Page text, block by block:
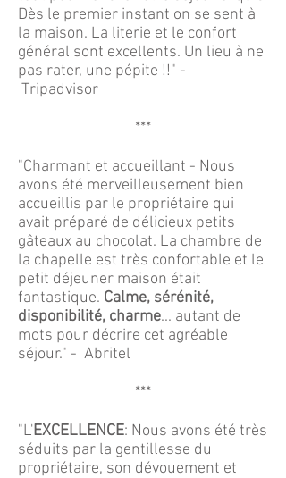
Dès le premier instant on se sent à
la maison. La literie et le confort
général sont excellents. Un lieu à ne
pas rater, une pépite !!" -
Tripadvisor
***
"Charmant et accueillant - Nous
avons été merveilleusement bien
accueillis par le propriétaire qui
avait préparé de délicieux petits
gâteaux au chocolat. La chambre de
la chapelle est très confortable et le
petit déjeuner maison était
fantastique. Calme, sérénité,
disponibilité, charme... autant de
mots pour décrire cet agréable
séjour." - Abritel
***
"L'EXCELLENCE: Nous avons été très
séduits par la gentillesse du
propriétaire, son dévouement et